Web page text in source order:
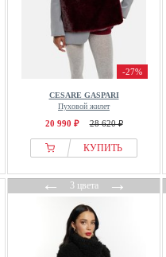
-27%
CESARE GASPARI
Пуховой жилет
20 990 ₽ 28 620 ₽
КУПИТЬ
←3 цвета→